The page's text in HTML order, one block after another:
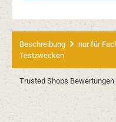
Beschreibung
nur für
Testzwecken
Trusted Shops Bewertungen